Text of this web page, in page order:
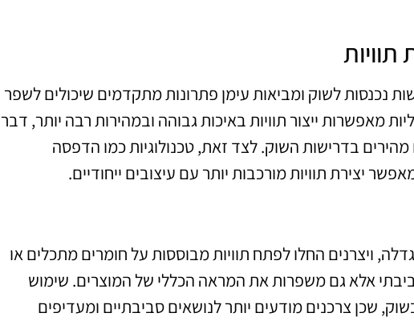
נכנסות לשוק ומביאות עימן פתרונות מתקדמים שיכולים לשפר
מאפשרות ייצור תוויות באיכות גבוהה ובמהירות רבה יותר, דבר
בדרישות השוק. לצד זאת, טכנולוגיות כמו הדפסה
יצירת תוויות מורכבות יותר עם עיצובים ייחודיים.
ויצרנים החלו לפתח תוויות מבוססות על חומרים מתכלים או
אלא גם משפרות את המראה הכללי של המוצרים. שימוש
שכן צרכנים מודעים יותר לנושאים סביבתיים ומעדיפים